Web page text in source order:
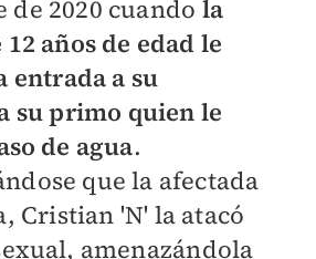
2020 cuando la
años de edad le
entrada a su
su primo quien le
de agua.
que la afectada
Cristian 'N' la atacó
amenazándola